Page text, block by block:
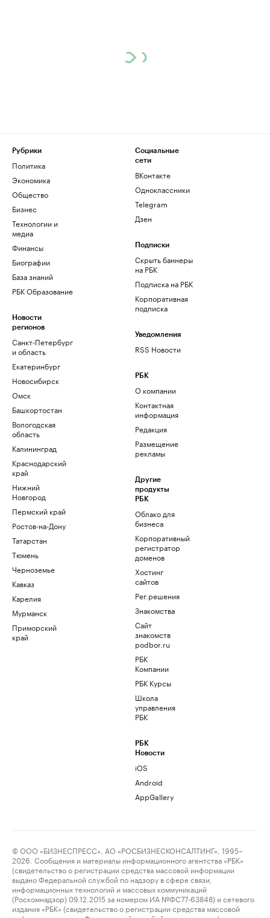
Рубрики
Политика
Экономика
Общество
Бизнес
Технологии и
медиа
Финансы
Биографии
База знаний
РБК Образование
Новости
регионов
Санкт-Петербург
и область
Екатеринбург
Новосибирск
Омск
Башкортостан
Вологодская
область
Калининград
Краснодарский
край
Нижний
Новгород
Пермский край
Ростов-на-Дону
Татарстан
Тюмень
Черноземье
Кавказ
Карелия
Мурманск
Приморский
край
Социальные
сети
ВКонтакте
Одноклассники
Telegram
Дзен
Подписки
Скрыть баннеры
на РБК
Подписка на РБК
Корпоративная
подписка
Уведомления
RSS Новости
РБК
О компании
Контактная
информация
Редакция
Размещение
рекламы
Другие
продукты
РБК
Облако для
бизнеса
Корпоративный
регистратор
доменов
Хостинг
сайтов
Рег.решения
Знакомства
Сайт
знакомств
podbor.ru
РБК
Компании
РБК Курсы
Школа
управления
РБК
РБК
Новости
iOS
Android
AppGallery
© ООО «БИЗНЕСПРЕСС», АО «РОСБИЗНЕСКОНСАЛТИНГ», 1995–
2026. Сообщения и материалы информационного агентства «РБК»
(свидетельство о регистрации средства массовой информации
выдано Федеральной службой по надзору в сфере связи,
информационных технологий и массовых коммуникаций
(Роскомнадзор) 09.12.2015 за номером ИА №ФС77-63848) и сетевого
издания «РБК» (свидетельство о регистрации средства массовой